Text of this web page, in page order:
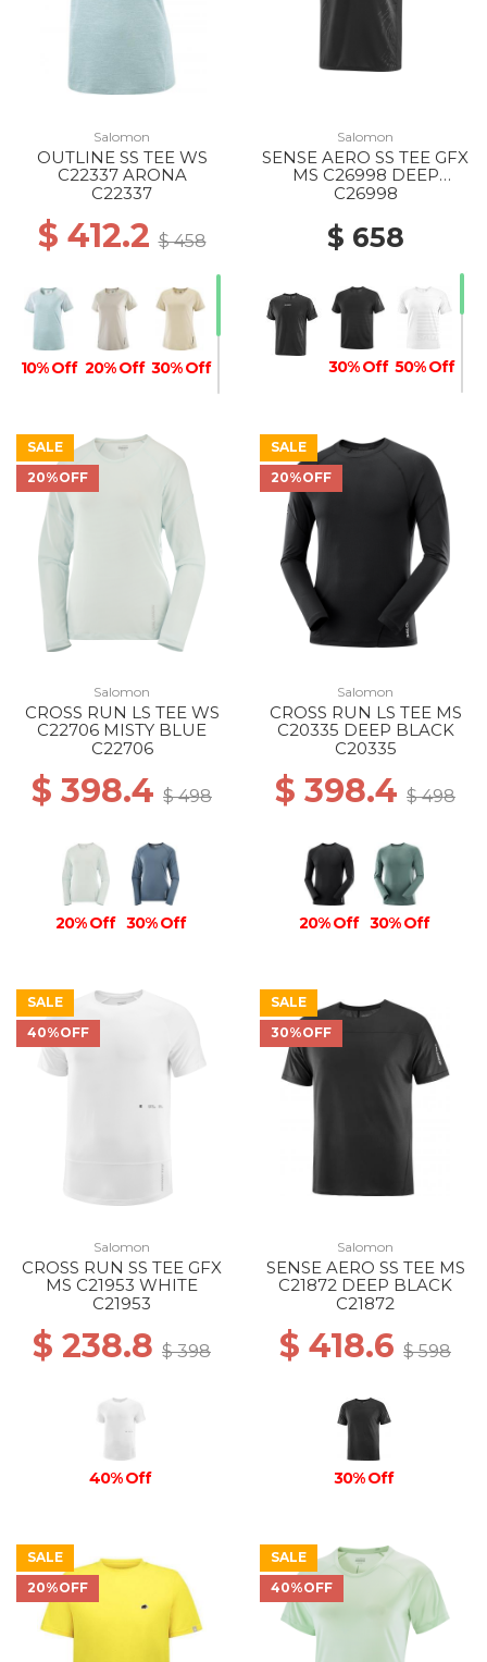
Salomon
OUTLINE SS TEE WS
C22337 ARONA
C22337
$ 412.2$ 458
10% Off 20% Off 30% Off
20% Off
Salomon
SENSE AERO SS TEE GFX
MS C26998 DEEP
BLACK/BLACK BEAUTY
C26998
$ 658
30% Off 50% Off
40% Off 30% Off
SALE
20%OFF
Salomon
CROSS RUN LS TEE WS
C22706 MISTY BLUE
C22706
$ 398.4 $ 498
20% Off 30% Off
SALE
20%OFF
Salomon
CROSS RUN LS TEE MS
C20335 DEEP BLACK
C20335
$ 398.4 $ 498
20% Off 30% Off
SALE
40%OFF
Salomon
CROSS RUN SS TEE GFX
MS C21953 WHITE
C21953
$ 238.8 $ 398
40% Off
SALE
30%OFF
Salomon
SENSE AERO SS TEE MS
C21872 DEEP BLACK
C21872
$ 418.6 $ 598
30% Off
SALE
20%OFF
SALE
40%OFF